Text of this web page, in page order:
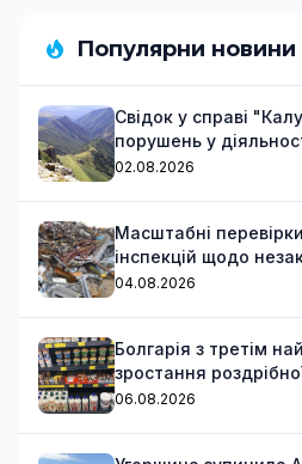
Популярни новини
Свідок у справі
порушень у
02.08.2026
Масштабні
інспекцій щодо
04.08.2026
Болгарія з третім
зростання
червень
06.08.2026